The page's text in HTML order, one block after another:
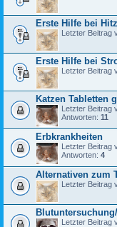
Erste Hilfe bei
Letzter Beitrag
Erste Hilfe bei
Letzter Beitrag
Katzen Tabletten
Letzter Beitrag
Antworten: 11
Erbkrankheiten
Letzter Beitrag
Antworten: 4
Alternativen zum
Letzter Beitrag
Letzter Beitrag